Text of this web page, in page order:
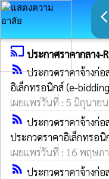
arrow_back_ios
cast ประกาศราคากลาง-
rss_feedประกวดราคาจ้างก่
อิเล็กทรอนิกส์ (e-
เผยแพร่วันที่ : 5 มิถุนาย
rss_feed ประกวดราคาจ้างก่
ประกวดราคาอิเล็กทรอ
เผยแพร่วันที่ : 16 พฤษภ
rss_feed ประกวดราคาจ้างก่